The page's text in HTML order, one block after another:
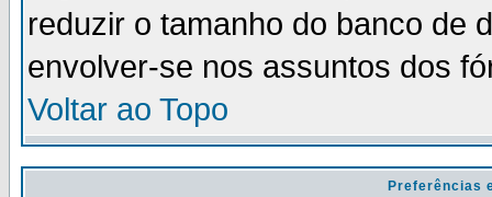
reduzir o tamanho do banco de
envolver-se nos assuntos dos
Voltar ao Topo
Preferências